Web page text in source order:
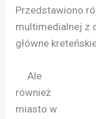
Przedstawiono
multimedialnej z
główne
Ale
również
miasto w